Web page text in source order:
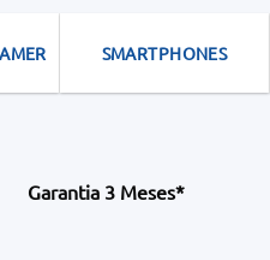
SMARTPHONES
Garantia 3 Meses*